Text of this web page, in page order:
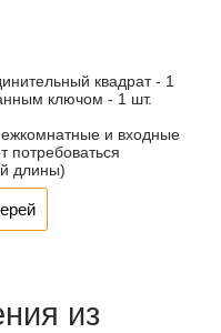
квадрат - 1
ключом - 1 шт.
и входные
потребоваться
длины)
из